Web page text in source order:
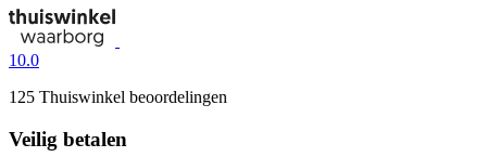
10.0
125 Thuiswinkel beoordelingen
Veilig betalen